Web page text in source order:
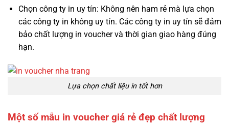
Chọn công ty in uy tín: Không nên ham rẻ mà lựa chọn
các công ty in không uy tín. Các công ty in uy tín sẽ đảm
bảo chất lượng in voucher và thời gian giao hàng đúng
hạn.
Lựa chọn chất liệu in tốt hơn
Một số mẫu in voucher giá rẻ đẹp chất lượng